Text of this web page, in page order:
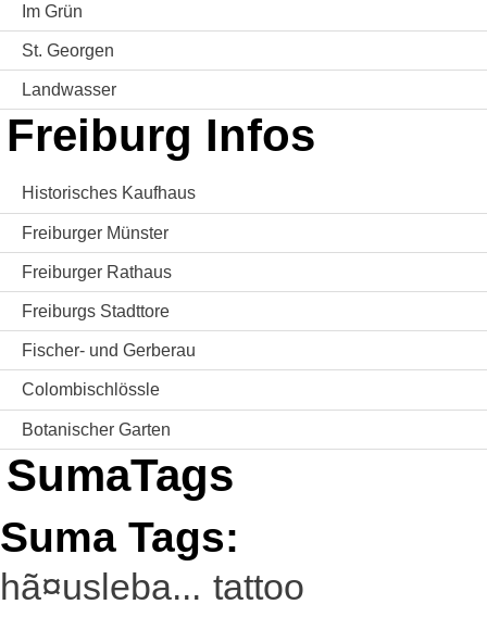
Im Grün
St. Georgen
Landwasser
Freiburg Infos
Historisches Kaufhaus
Freiburger Münster
Freiburger Rathaus
Freiburgs Stadttore
Fischer- und Gerberau
Colombischlössle
Botanischer Garten
SumaTags
Suma Tags:
hã¤usleba... tattoo